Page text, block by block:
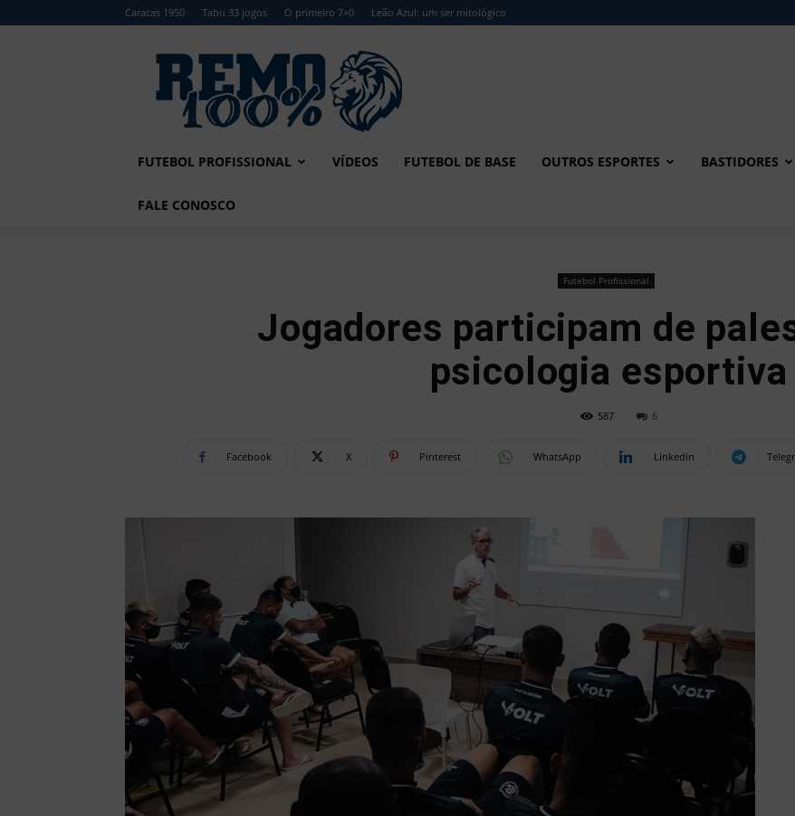
Caracas 1950 Tabu 33 jogos O primeiro 7×0 Leão Azul: um ser mitológico
Remo
FUTEBOL PROFISSIONAL VÍDEOS FUTEBOL DE BASE OUTROS ESPORTES BASTIDORES
FALE CONOSCO
Futebol Profissional
Jogadores participam de
psicologia esportiva
587 6
Facebook X Pinterest WhatsApp Linkedin